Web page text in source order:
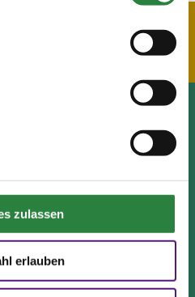
zulassen
erlauben
Pferdesport Deutschland